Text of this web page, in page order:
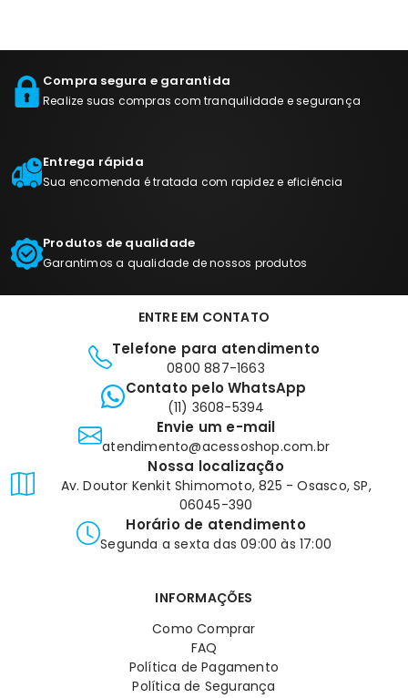
Compra segura e garantida
Realize suas compras com tranquilidade e segurança
Entrega rápida
Sua encomenda é tratada com rapidez e eficiência
Produtos de qualidade
Garantimos a qualidade de nossos produtos
ENTRE EM CONTATO
Telefone para atendimento
0800 887-1663
Contato pelo WhatsApp
(11) 3608-5394
Envie um e-mail
atendimento@acessoshop.com.br
Nossa localização
Av. Doutor Kenkit Shimomoto, 825 - Osasco, SP,
06045-390
Horário de atendimento
Segunda a sexta das 09:00 às 17:00
INFORMAÇÕES
Como Comprar
FAQ
Política de Pagamento
Política de Segurança